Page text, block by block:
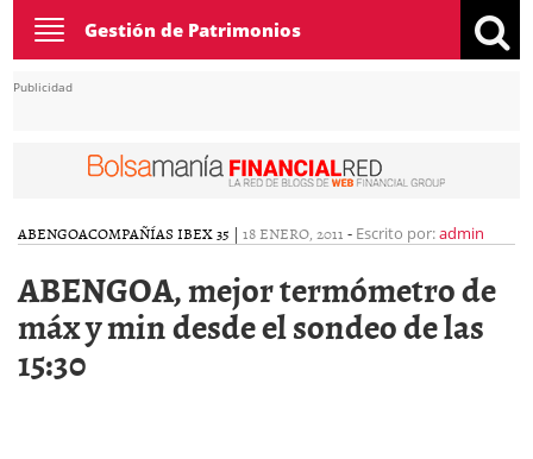
Toggle
navigation
Gestión de Patrimonios
Publicidad
ABENGOACOMPAÑÍAS IBEX 35 | 18 ENERO, 2011 - Escrito por:admin
ABENGOA, mejor termómetro de
máx y min desde el sondeo de las
15:30